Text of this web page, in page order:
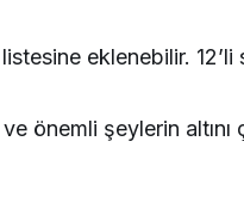
eklenebilir.
önemli şeylerin altını